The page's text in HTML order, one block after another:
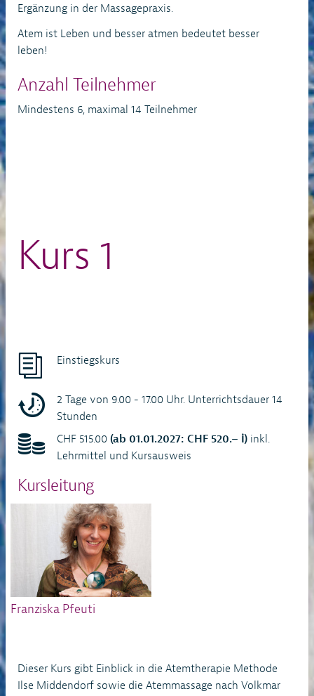
Ergänzung in der Massagepraxis.
Atem ist Leben und besser atmen bedeutet besser
leben!
Anzahl Teilnehmer
Mindestens 6, maximal 14 Teilnehmer
Kurs 1
Einstiegskurs
2 Tage von 9.00 - 17.00 Uhr. Unterrichtsdauer 14
Stunden
CHF 515.00(ab 01.01.2027: CHF 520.– ℹ) inkl.
Lehrmittel und Kursausweis
Kursleitung
Franziska Pfeuti
Dieser Kurs gibt Einblick in die Atemtherapie Methode
Ilse Middendorf sowie die Atemmassage nach Volkmar